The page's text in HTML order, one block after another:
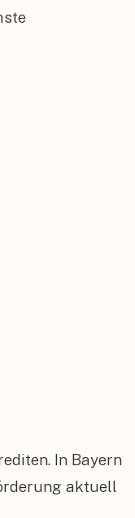
In Bayern
aktuell